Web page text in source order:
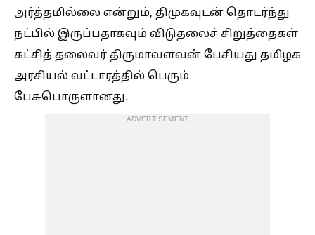
அர்த்தமில்லை என்றும், திமுகவுடன் தொடர்ந்து
நட்பில் இருப்பதாகவும் விடுதலைச் சிறுத்தைகள்
கட்சித் தலைவர் திருமாவளவன் பேசியது தமிழக
அரசியல் வட்டாரத்தில் பெரும்
பேசுபொருளானது.
ADVERTISEMENT